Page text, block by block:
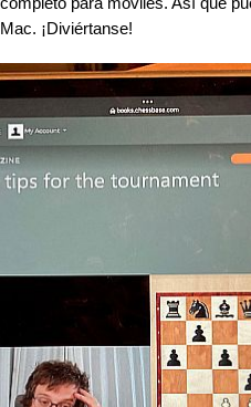
¡Diviértanse!